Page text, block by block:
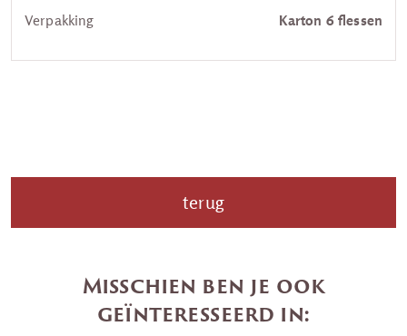
Verpakking Karton 6 flessen
terug
Misschien ben je ook
geïnteresseerd in: